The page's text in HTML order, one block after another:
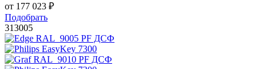
от 177 023 ₽
Подобрать
313005